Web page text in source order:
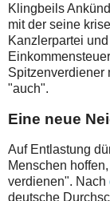
Klingbeils
mit der seine
Kanzlerpartei
Spitzenverdiener
"auch".
Eine neue
Auf Entlastung
Menschen
verdienen". Nach
deutsche